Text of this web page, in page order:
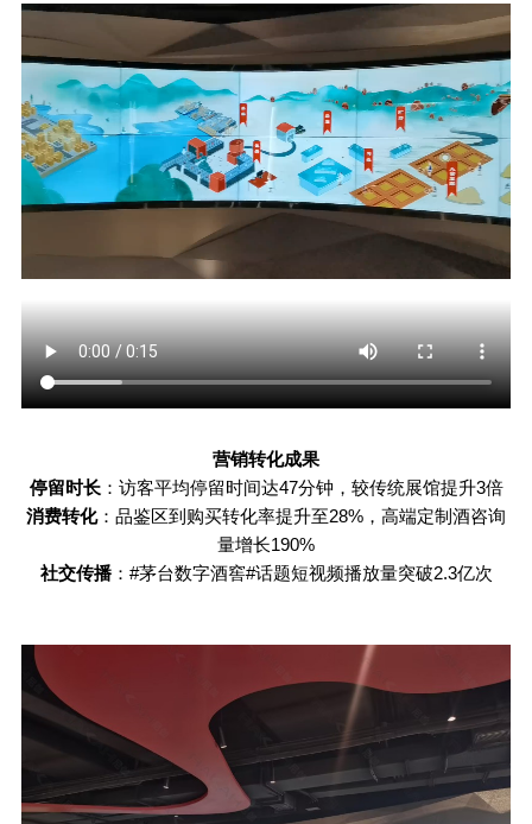
营销转化成果
停留时长：访客平均停留时间达47分钟，较传统展馆提升3倍
消费转化：品鉴区到购买转化率提升至28% ，高端定制酒咨询
量增长190%
社交传播： #茅台数字酒窖#话题短视频播放量突破2.3亿次